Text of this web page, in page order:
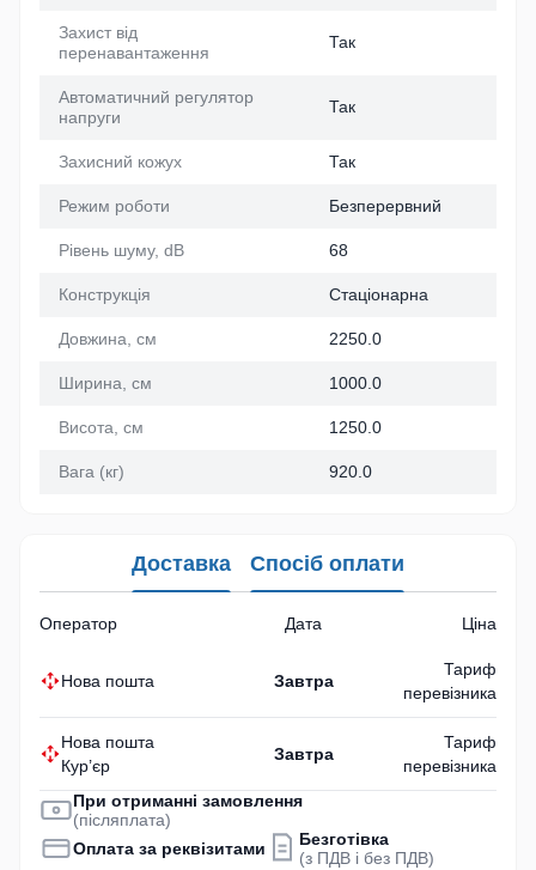
Захист від
перенавантаження
Так
Автоматичний регулятор
напруги
Так
Захисний кожух Так
Режим роботи Безперервний
Рівень шуму, dB 68
Конструкція Стаціонарна
Довжина, см 2250.0
Ширина, см 1000.0
Висота, см 1250.0
Вага (кг) 920.0
Доставка Спосіб оплати
Оператор Дата Ціна
Нова пошта Завтра
Тариф
перевізника
Нова пошта
Кур’єр
Завтра
Тариф
перевізника
При отриманні замовлення
(післяплата)
Оплата за реквізитами
Безготівка
(з ПДВ і без ПДВ)